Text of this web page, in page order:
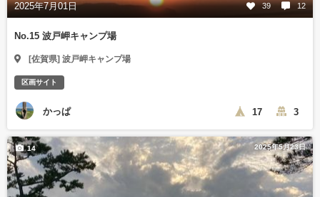
2025年7月01日 39 12
No.15 波戸岬キャンプ場
[佐賀県] 波戸岬キャンプ場
区画サイト
かっぱ 17 3
2025年5月23日
14